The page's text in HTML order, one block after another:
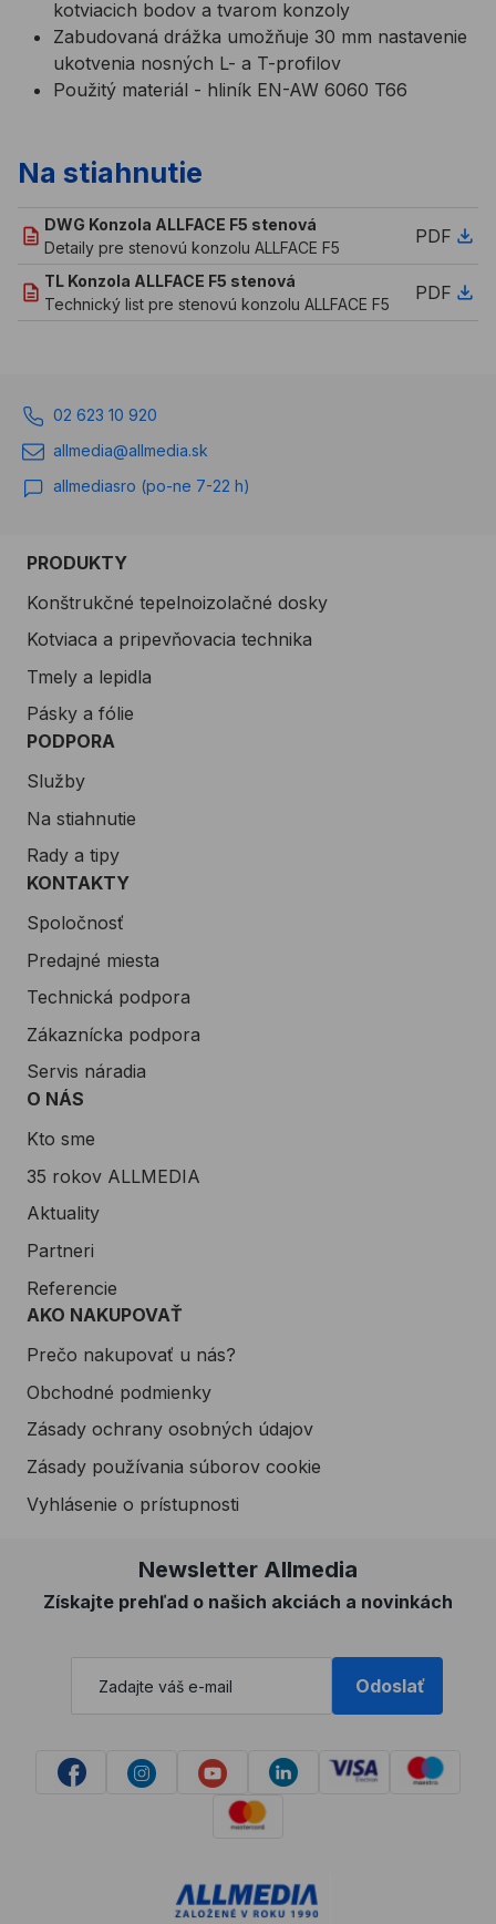
kotviacich bodov a tvarom konzoly
Zabudovaná drážka umožňuje 30 mm nastavenie
ukotvenia nosných L- a T-profilov
Použitý materiál - hliník EN-AW 6060 T66
Na stiahnutie
DWG Konzola ALLFACE F5 stenová
Detaily pre stenovú konzolu ALLFACE F5
PDF
TL Konzola ALLFACE F5 stenová
Technický list pre stenovú konzolu ALLFACE F5
PDF
02 623 10 920
allmedia@allmedia.sk
allmediasro (po-ne 7-22 h)
PRODUKTY
Konštrukčné tepelnoizolačné dosky
Kotviaca a pripevňovacia technika
Tmely a lepidla
Pásky a fólie
PODPORA
Služby
Na stiahnutie
Rady a tipy
KONTAKTY
Spoločnosť
Predajné miesta
Technická podpora
Zákaznícka podpora
Servis náradia
O NÁS
Kto sme
35 rokov ALLMEDIA
Aktuality
Partneri
Referencie
AKO NAKUPOVAŤ
Prečo nakupovať u nás?
Obchodné podmienky
Zásady ochrany osobných údajov
Zásady používania súborov cookie
Vyhlásenie o prístupnosti
Newsletter Allmedia
Získajte prehľad o našich akciách a novinkách
Odoslať